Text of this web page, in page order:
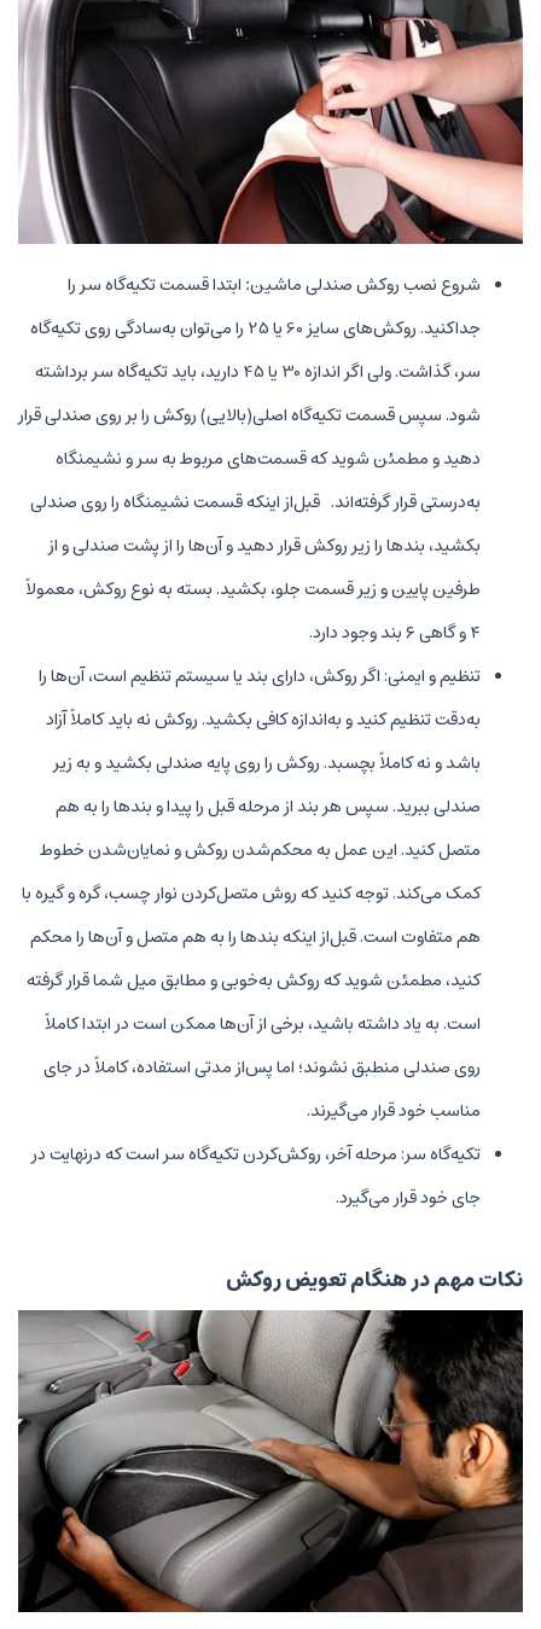
شروع نصب روکش صندلی ماشین: ابتدا قسمت تکیه‌گاه سر را
جداکنید. روکش‌های سایز 60 یا 25 را می‌توان به‌سادگی روی تکیه‌گاه
سر، گذاشت. ولی اگر اندازه 30 یا 45 دارید، باید تکیه‌گاه سر برداشته
شود. سپس قسمت تکیه‌گاه اصلی(بالایی) روکش را بر روی صندلی قرار
دهید و مطمئن شوید که قسمت‌های مربوط به سر و نشیمنگاه
به‌درستی قرار گرفته‌اند. قبل‌از اینکه قسمت نشیمنگاه را روی صندلی
بکشید، بندها را زیر روکش قرار دهید و آن‌ها را از پشت صندلی و از
طرفین پایین و زیر قسمت جلو، بکشید. بسته به نوع روکش، معمولاً
۴ و گاهی ۶ بند وجود دارد.
تنظیم و ایمنی: اگر روکش، دارای بند یا سیستم تنظیم است، آن‌ها را
به‌دقت تنظیم کنید و به‌اندازه کافی بکشید. روکش نه باید کاملاً آزاد
باشد و نه کاملاً بچسبد. روکش را روی پایه صندلی بکشید و به زیر
صندلی ببرید. سپس هر بند از مرحله قبل را پیدا و بندها را به هم
متصل کنید. این عمل به محکم‌شدن روکش و نمایان‌شدن خطوط
کمک می‌کند. توجه کنید که روش متصل‌کردن نوار چسب، گره و گیره با
هم متفاوت است. قبل‌از اینکه بندها را به هم متصل و آن‌ها را محکم
کنید، مطمئن شوید که روکش به‌خوبی و مطابق میل شما قرار گرفته
است. به یاد داشته باشید، برخی از آن‌ها ممکن است در ابتدا کاملاً
روی صندلی منطبق نشوند؛ اما پس‌از مدتی استفاده، کاملاً در جای
مناسب خود قرار می‌گیرند.
تکیه‌گاه سر: مرحله آخر، روکش‌کردن تکیه‌گاه سر است که درنهایت در
جای خود قرار می‌گیرد.
نکات مهم در هنگام تعویض روکش